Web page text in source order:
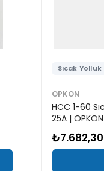
Sıcak
OPKON
HCC 1-60
25A | OPKON
₺7.682,30